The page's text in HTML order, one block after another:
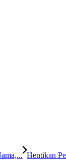
Hentikan